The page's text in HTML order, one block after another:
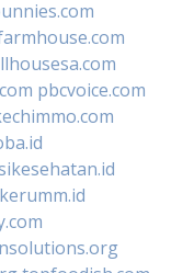
pbcvoice.com